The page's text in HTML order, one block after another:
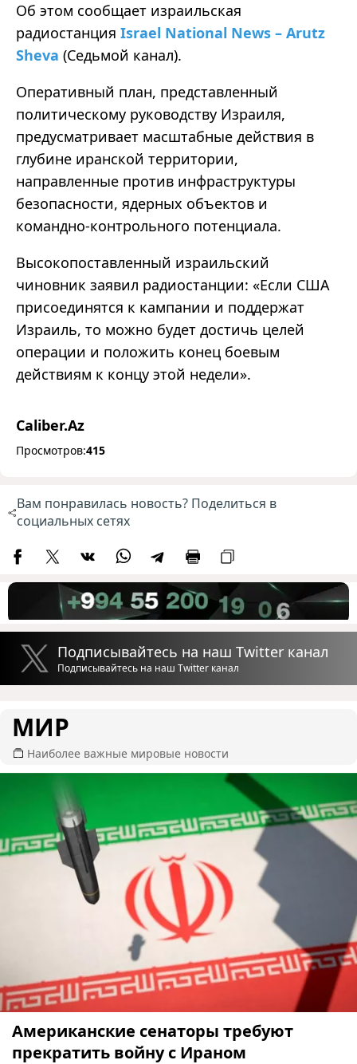
Об этом сообщает израильская
радиостанция Israel National News – Arutz
Sheva (Седьмой канал).
Оперативный план, представленный
политическому руководству Израиля,
предусматривает масштабные действия в
глубине иранской территории,
направленные против инфраструктуры
безопасности, ядерных объектов и
командно-контрольного потенциала.
Высокопоставленный израильский
чиновник заявил радиостанции: «Если США
присоединятся к кампании и поддержат
Израиль, то можно будет достичь целей
операции и положить конец боевым
действиям к концу этой недели».
Caliber.Az
Просмотров:415
Вам понравилась новость? Поделиться в
социальных сетях
Подписывайтесь на наш Twitter канал
Подписывайтесь на наш Twitter канал
МИР
Наиболее важные мировые новости
Американские сенаторы требуют
прекратить войну с Ираном